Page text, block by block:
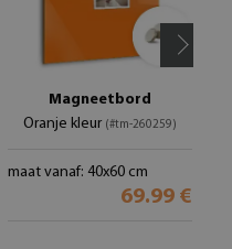
Magneetbord
Oranje kleur (#tm-260259)
maat vanaf: 40x60 cm
69.99 €